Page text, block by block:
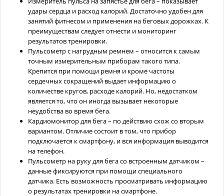
удары сердца и расход калорий. Достаточно удобен для
занятий фитнесом и применения на беговых дорожках. К
преимуществам следует отнести и мониторинг
результатов тренировки.
Пульсометр с нагрудным ремнем – относится к самым
точным измерительным приборам такого типа.
Крепится при помощи ремня и кроме частоты
сердечных сокращений выдает информацию о
количестве кругов, расходе калорий. Но, недостатком
является то, что он иногда вызывает некоторые
неудобства во время бега.
Кардиомонитор для бега – по действию схож со вторым
вариантом. Отличие состоит в том, что прибор
подключается к смартфону, и вся информация выводится
на телефон.
Пульсометр на руку для бега со встроенным датчиком –
данные фиксируются при помощи специального
датчика. Есть возможность просматривать информацию
о результатах тренировки на смартфоне.